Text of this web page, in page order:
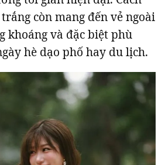
còn mang đến vẻ ngoài
khoáng và đặc biệt phù
hè dạo phố hay du lịch.